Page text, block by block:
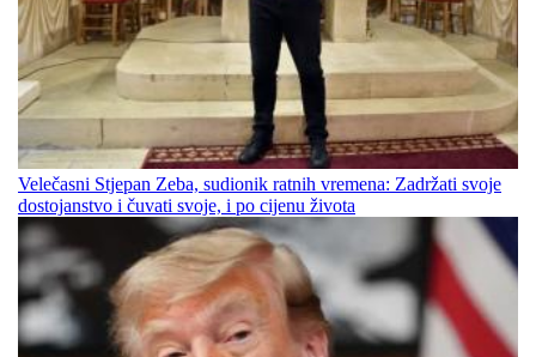
Velečasni Stjepan Zeba, sudionik ratnih vremena: Zadržati svoje
dostojanstvo i čuvati svoje, i po cijenu života